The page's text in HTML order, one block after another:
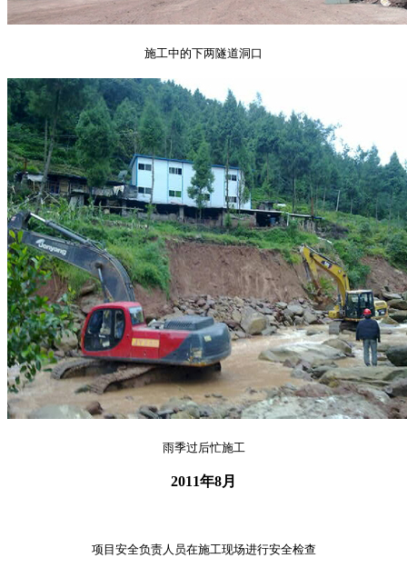
施工中的下两隧道洞口
雨季过后忙施工
2011年8月
项目安全负责人员在施工现场进行安全检查